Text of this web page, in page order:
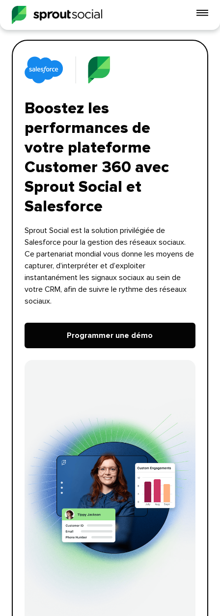
Boostez les
performances de
votre plateforme
Customer 360 avec
Sprout Social et
Salesforce​​
Sprout Social est la solution privilégiée de
Salesforce pour la gestion des réseaux sociaux.
Ce partenariat mondial vous donne les moyens de
capturer, d’interpréter et d’exploiter
instantanément les signaux sociaux au sein de
votre CRM, afin de suivre le rythme des réseaux
sociaux.​​
Programmer une démo​​